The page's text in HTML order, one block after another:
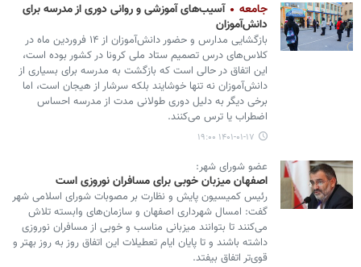
جامعه
آسیب‌های آموزشی و روانی دوری از مدرسه برای
دانش‌آموزان
بازگشایی مدارس و حضور دانش‌آموزان از ۱۴ فروردین ماه در
کلاس‌های درس تصمیم ستاد ملی کرونا در کشور بوده است،
این اتفاق در حالی است که بازگشت به مدرسه برای بسیاری از
دانش‌آموزان نه تنها خوشایند بلکه سرشار از هیجان است، اما
برخی دیگر به دلیل دوری طولانی مدت از مدرسه احساس
اضطراب یا ترس می‌کنند.
۱۴۰۱-۰۱-۱۷ ۱۹:۰۰
عضو شورای شهر:
اصفهان میزبان خوبی برای مسافران نوروزی است
رئیس کمیسیون پایش و نظارت بر مصوبات شورای اسلامی شهر
گفت: امسال شهرداری اصفهان و سازمان‌های وابسته تلاش
می‌کنند تا بتوانند میزبانی مناسب و خوبی از مسافران نوروزی
داشته باشند و تا پایان ایام تعطیلات این اتفاق روز به روز بهتر و
قوی‌تر اتفاق بیفتد.